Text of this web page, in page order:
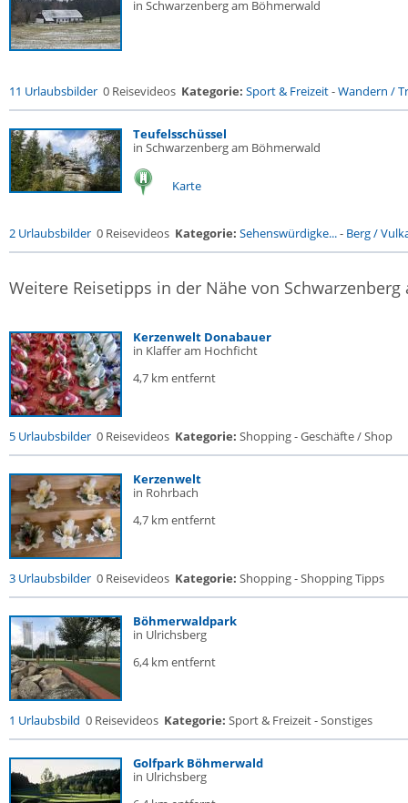
in Schwarzenberg am Böhmerwald
11 Urlaubsbilder 0 Reisevideos Kategorie: Sport & Freizeit-Wandern /
Teufelsschüssel
in Schwarzenberg am Böhmerwald
Karte
2 Urlaubsbilder 0 Reisevideos Kategorie: Sehenswürdigke...- Berg /
Weitere Reisetipps in der Nähe von
Kerzenwelt Donabauer
in Klaffer am Hochficht
4,7 km entfernt
5 Urlaubsbilder 0 Reisevideos Kategorie: Shopping - Geschäfte / Shop
Kerzenwelt
in Rohrbach
4,7 km entfernt
3 Urlaubsbilder 0 Reisevideos Kategorie: Shopping - Shopping Tipps
Böhmerwaldpark
in Ulrichsberg
6,4 km entfernt
1 Urlaubsbild 0 Reisevideos Kategorie: Sport & Freizeit - Sonstiges
Golfpark Böhmerwald
in Ulrichsberg